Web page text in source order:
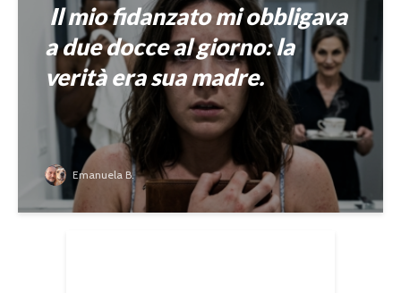
Il mio fidanzato mi obbligava
a due docce al giorno: la
verità era sua madre.
Emanuela B.